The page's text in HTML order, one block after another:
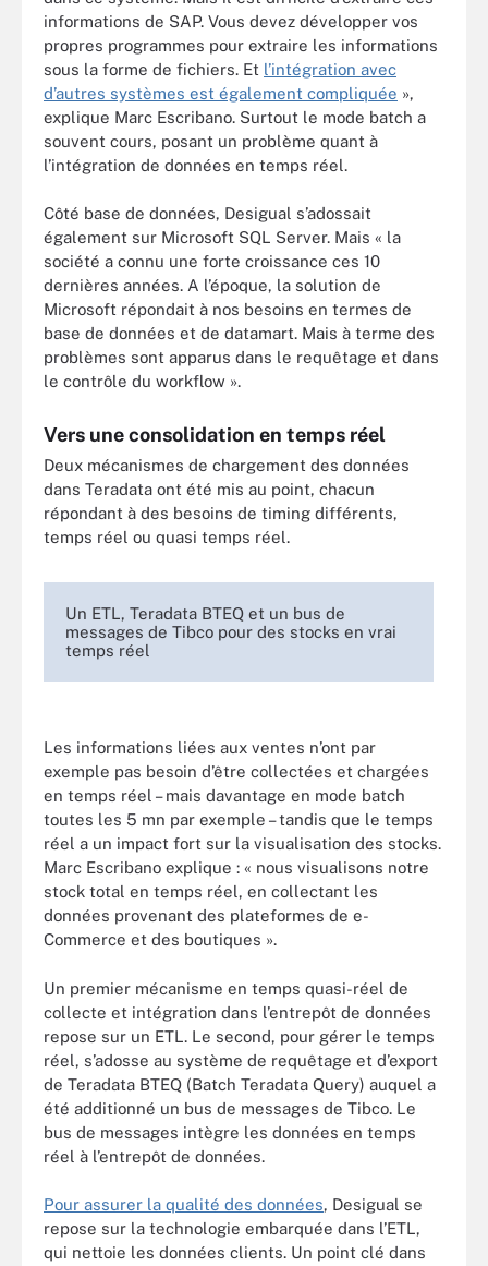
informations de SAP. Vous devez développer vos
propres programmes pour extraire les informations
sous la forme de fichiers. Et l’intégration avec
d’autres systèmes est également compliquée »,
explique Marc Escribano. Surtout le mode batch a
souvent cours, posant un problème quant à
l’intégration de données en temps réel.
Côté base de données, Desigual s’adossait
également sur Microsoft SQL Server. Mais « la
société a connu une forte croissance ces 10
dernières années. A l’époque, la solution de
Microsoft répondait à nos besoins en termes de
base de données et de datamart. Mais à terme des
problèmes sont apparus dans le requêtage et dans
le contrôle du workflow ».
Vers une consolidation en temps réel
Deux mécanismes de chargement des données
dans Teradata ont été mis au point, chacun
répondant à des besoins de timing différents,
temps réel ou quasi temps réel.
Un ETL, Teradata BTEQ et un bus de
messages de Tibco pour des stocks en vrai
temps réel
Les informations liées aux ventes n’ont par
exemple pas besoin d’être collectées et chargées
en temps réel – mais davantage en mode batch
toutes les 5 mn par exemple – tandis que le temps
réel a un impact fort sur la visualisation des stocks.
Marc Escribano explique : « nous visualisons notre
stock total en temps réel, en collectant les
données provenant des plateformes de e-
Commerce et des boutiques ».
Un premier mécanisme en temps quasi-réel de
collecte et intégration dans l’entrepôt de données
repose sur un ETL. Le second, pour gérer le temps
réel, s’adosse au système de requêtage et d’export
de Teradata BTEQ (Batch Teradata Query) auquel a
été additionné un bus de messages de Tibco. Le
bus de messages intègre les données en temps
réel à l’entrepôt de données.
Pour assurer la qualité des données, Desigual se
repose sur la technologie embarquée dans l’ETL,
qui nettoie les données clients. Un point clé dans